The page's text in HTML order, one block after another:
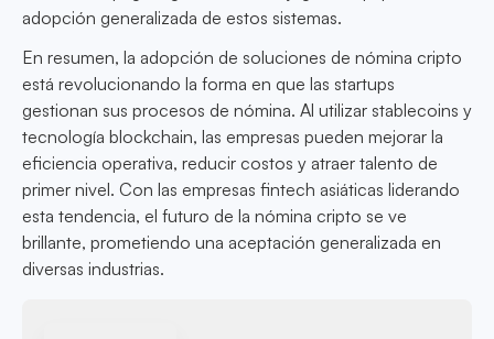
adopción generalizada de estos sistemas.
En resumen, la adopción de soluciones de nómina cripto
está revolucionando la forma en que las startups
gestionan sus procesos de nómina. Al utilizar stablecoins y
tecnología blockchain, las empresas pueden mejorar la
eficiencia operativa, reducir costos y atraer talento de
primer nivel. Con las empresas fintech asiáticas liderando
esta tendencia, el futuro de la nómina cripto se ve
brillante, prometiendo una aceptación generalizada en
diversas industrias.